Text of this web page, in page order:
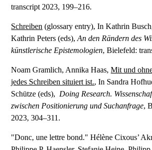
transcript 2023, 199–216.
Schreiben (glossary entry), InKathrin
Kathrin Peters (eds),An den Rändern des
künstlerische Epistemologien, Bielefeld:
Noam Gramlich, Annika Haas,Mit und
jedes Schreiben situiert ist., In Sandra
Schütze (eds), Doing Research.
zwischen Positionierung und Suchanfrage,
2023, 304–311.
"Donc, une lettre bond." Hélène Cixous’